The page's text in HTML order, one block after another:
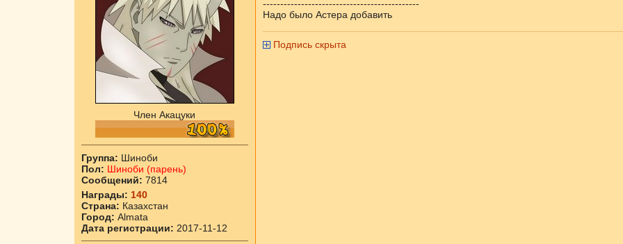
Член Акацуки
Группа: Шиноби
Пол: Шиноби (парень)
Сообщений: 7814
Награды: 140
Страна: Казахстан
Город: Almata
Дата регистрации: 2017-11-12
---------------------------------------------
Надо было Астера добавить
Подпись скрыта